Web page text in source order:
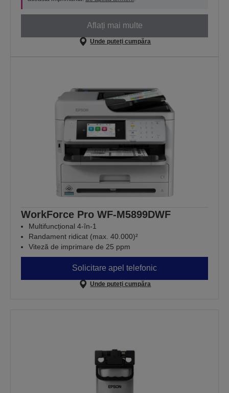
Aflați mai multe
Unde puteți cumpăra
WorkForce Pro WF-M5899DWF
Multifuncțional 4-în-1
Randament ridicat (max. 40.000)²
Viteză de imprimare de 25 ppm
Solicitare apel telefonic
Unde puteți cumpăra